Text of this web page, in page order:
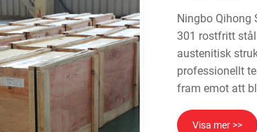
Ningbo Qihong
301 rostfritt
austenitisk
professionellt
fram emot att
Visa mer >>